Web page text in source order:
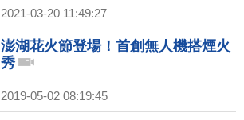
2021-03-20 11:49:27
澎湖花火節登場！首創無人機搭煙火
秀
2019-05-02 08:19:45